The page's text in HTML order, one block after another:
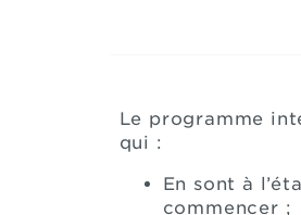
Le programme
qui :
En sont à
commencer ;